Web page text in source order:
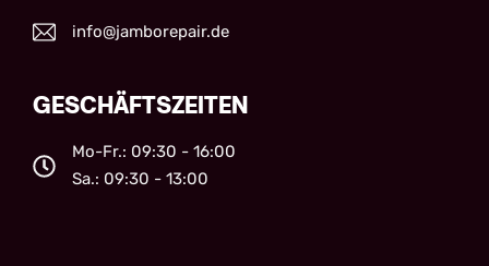
info@jamborepair.de
GESCHÄFTSZEITEN
Mo-Fr.: 09:30 - 16:00
Sa.: 09:30 - 13:00